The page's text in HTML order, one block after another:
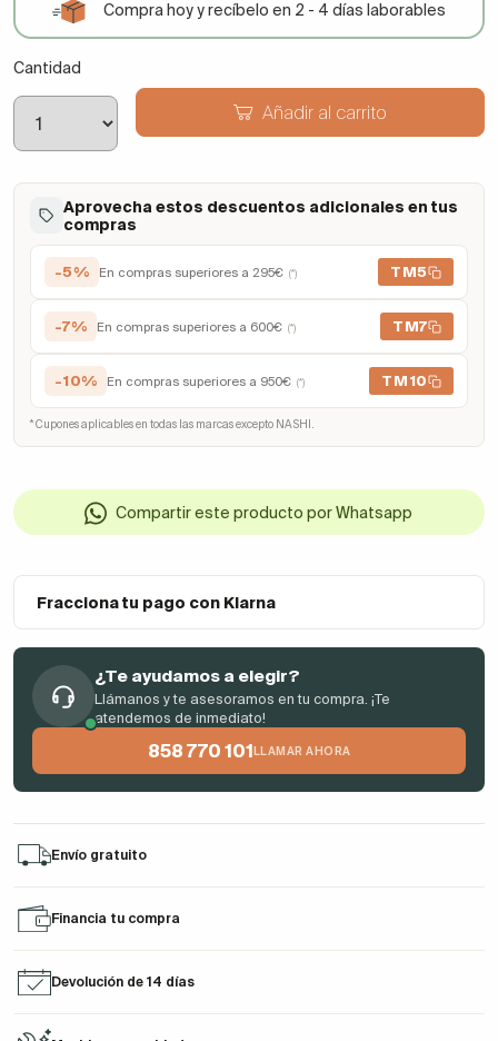
Compra hoy y recíbelo en 2 - 4 días laborables
Cantidad
Añadir al carrito
Aprovecha estos descuentos adicionales en tus
compras
-5% En compras superiores a 295€ (*) TM5
-7% En compras superiores a 600€ (*) TM7
-10% En compras superiores a 950€ (*) TM10
* Cupones aplicables en todas las marcas excepto NASHI.
Compartir este producto por Whatsapp
Fracciona tu pago con Klarna
¿Te ayudamos a elegir?
Llámanos y te asesoramos en tu compra. ¡Te
atendemos de inmediato!
858 770 101 LLAMAR AHORA
Envío gratuito
Financia tu compra
Devolución de 14 días